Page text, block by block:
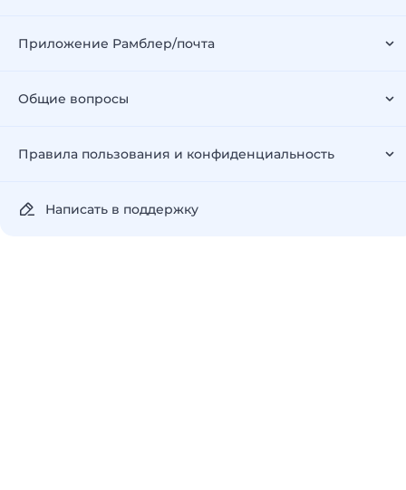
Приложение Рамблер/почта
Общие вопросы
Правила пользования и конфиденциальность
Написать в поддержку